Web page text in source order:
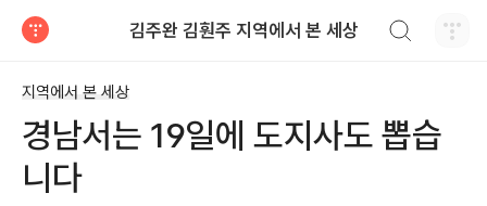
김주완 김훤주 지역에서 본 세상
지역에서 본 세상
경남서는 19일에 도지사도 뽑습
니다